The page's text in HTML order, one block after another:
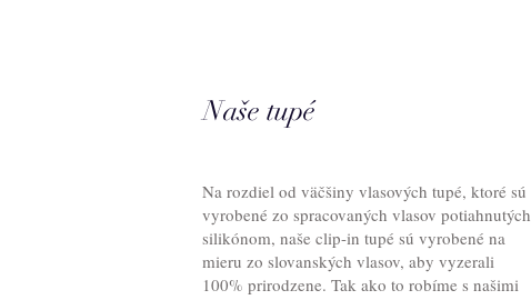
Naše tupé
Na rozdiel od väčšiny vlasových tupé, ktoré sú
vyrobené zo spracovaných vlasov potiahnutých
silikónom, naše clip-in tupé sú vyrobené na
mieru zo slovanských vlasov, aby vyzerali
100% prirodzene. Tak ako to robíme s našimi